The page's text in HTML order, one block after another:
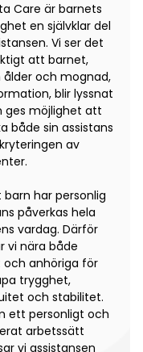
Care är barnets
en självklar del
Vi ser det
att barnet,
och mognad,
blir lyssnat
ges möjlighet att
både sin assistans
av
barn har personlig
påverkas hela
vardag. Därför
vi nära både
och anhöriga för
trygghet,
och stabilitet.
ett personligt och
arbetssätt
vi assistansen